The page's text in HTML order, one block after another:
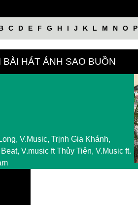
C D E F G H I J K L M N O P
BÀI HÁT ÁNH SAO BUỒN
V.Music, Trịnh Gia Khánh,
V.music ft Thủy Tiên, V.Music ft.